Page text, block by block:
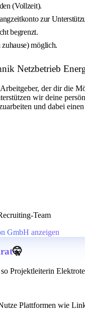
(Vollzeit).
zur
begrenzt.
möglich.
Netzbetrieb
der dir die
wir deine
und dabei
Team
GmbH anzeigen
🤫
Projektleiterin
Plattformen wie